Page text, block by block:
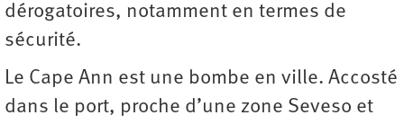
dérogatoires, notamment en termes de
sécurité.
Le Cape Ann est une bombe en ville. Accosté
dans le port, proche d’une zone Seveso et